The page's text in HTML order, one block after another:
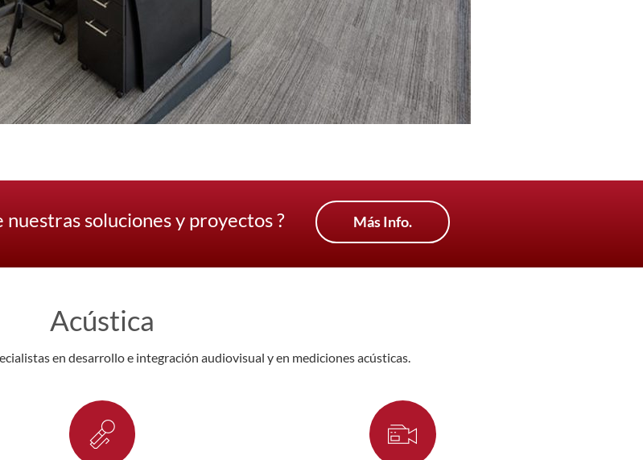
soluciones y proyectos ? Más Info.
Acústica
en desarrollo e integración audiovisual y en mediciones acústicas.